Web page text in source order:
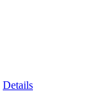
Details